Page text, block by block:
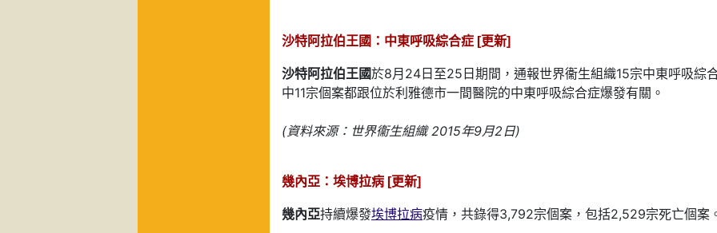
沙特阿拉伯王國：中東呼吸綜合症 [更新]
沙特阿拉伯王國於8月24日至25日期間，通報世界衞生組織15宗中東呼吸綜
中11宗個案都跟位於利雅德市一間醫院的中東呼吸綜合症爆發有關。
(資料來源：世界衞生組織 2015年9月2日)
幾內亞：埃博拉病 [更新]
幾內亞持續爆發埃博拉病疫情，共錄得3,792宗個案，包括2,529宗死亡個案